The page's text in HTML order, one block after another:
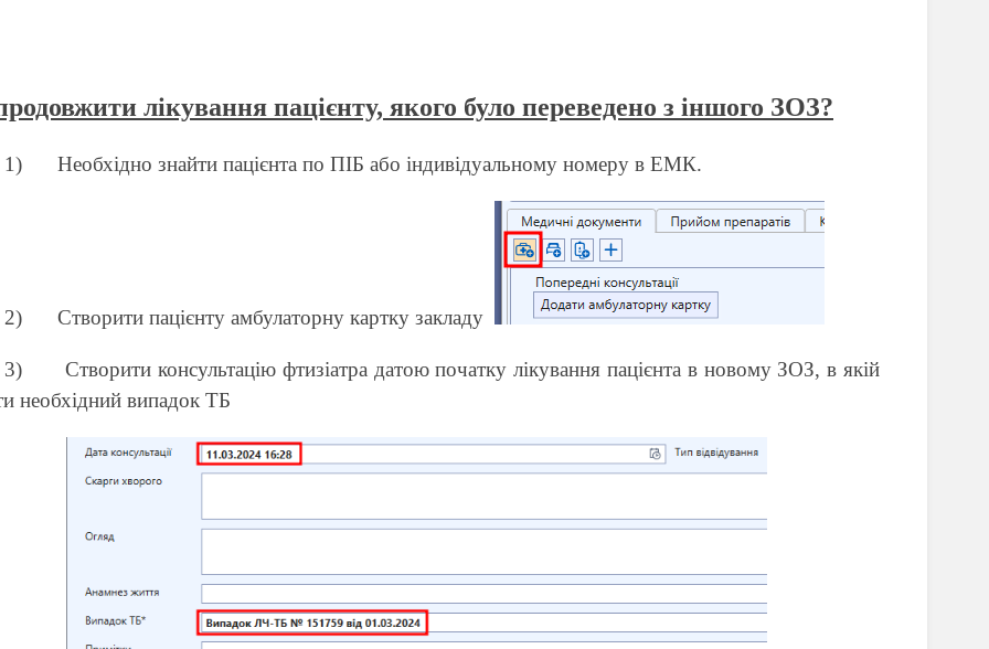
лікування пацієнту, якого було переведено з іншого ЗОЗ?
1) Необхідно знайти пацієнта по ПІБ або індивідуальному номеру в ЕМК.
2) Створити пацієнту амбулаторну картку закладу
3)
Створити консультацію фтизіатра датою початку лікування пацієнта в новому ЗОЗ, в якій
необхідний випадок ТБ